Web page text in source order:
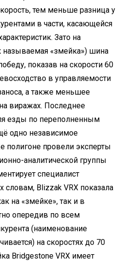
тем меньше разница у
в части, касающейся
Зато на
называемая «змейка») шина
показав на скорости 60
в управляемости
а также меньшее
виражах. Последнее
езды по переполненным
одно независимое
полигоне провели эксперты
аналитической группы
специалист
словам, Blizzak VRX показала
на «змейке», так и в
опередив по всем
(наименование
на скоростях до 70
Bridgestone VRX имеет